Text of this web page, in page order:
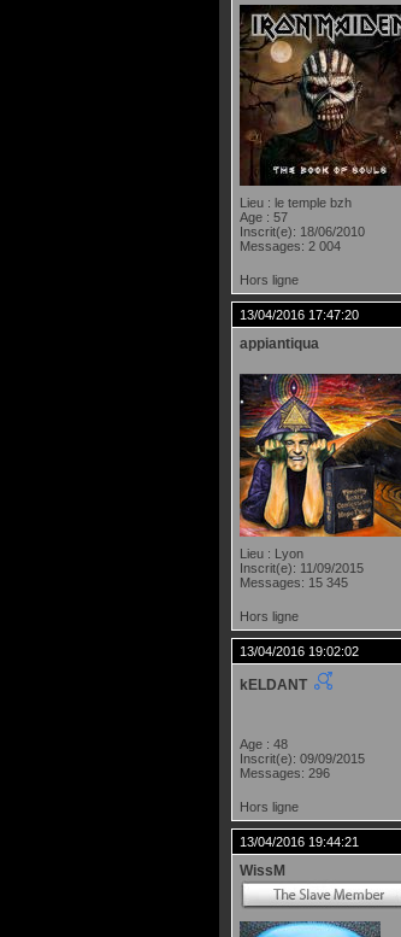
Lieu : le temple bzh
Age : 57
Inscrit(e): 18/06/2010
Messages: 2 004
Hors ligne
13/04/2016 17:47:20
appiantiqua
Lieu : Lyon
Inscrit(e): 11/09/2015
Messages: 15 345
Hors ligne
13/04/2016 19:02:02
kELDANT
Age : 48
Inscrit(e): 09/09/2015
Messages: 296
Hors ligne
13/04/2016 19:44:21
WissM